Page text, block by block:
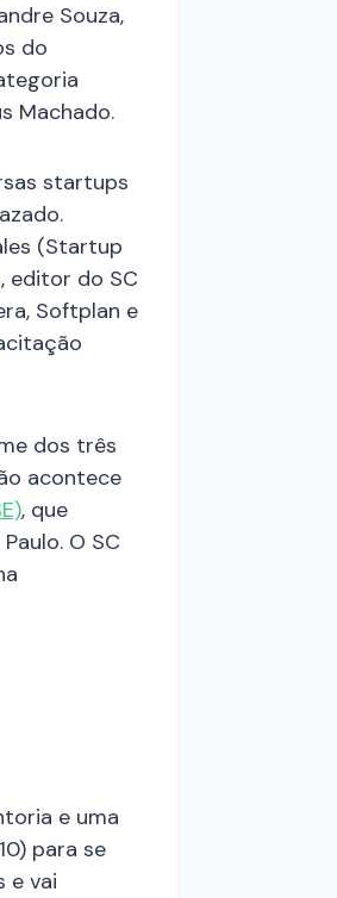
Souza,
do
Machado.
startups
(Startup
editor do SC
Softplan e
dos três
acontece
, que
O SC
e uma
para se
e vai